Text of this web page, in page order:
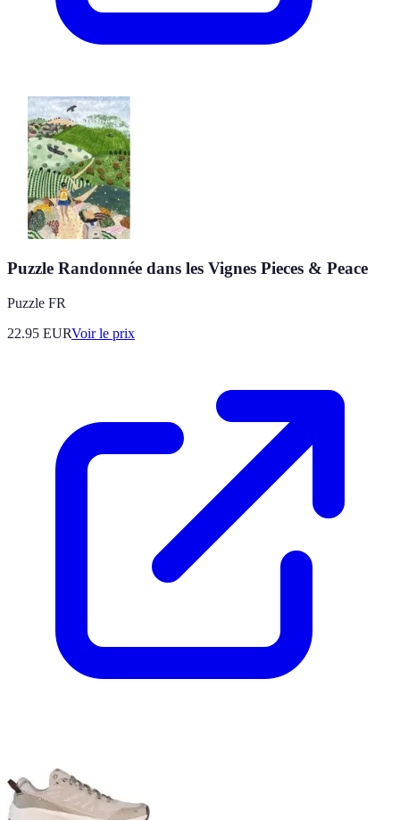
Puzzle Randonnée dans les Vignes Pieces & Peace
Puzzle FR
22.95 EURVoir le prix